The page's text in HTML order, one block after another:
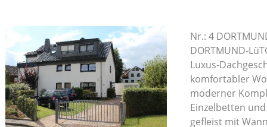
Nr.: 4
DORTMUND-
Luxus-
komfortabler
moderner
Einzelbetten
gefleist mit